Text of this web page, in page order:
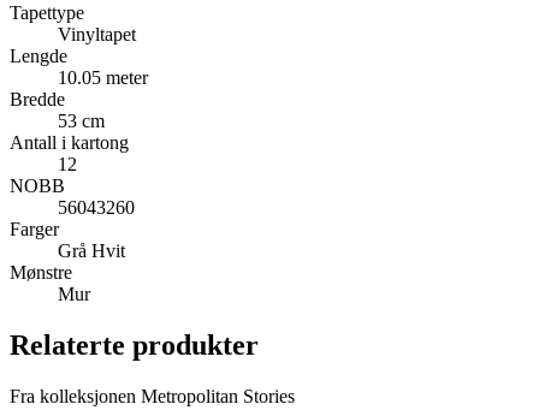
Tapettype
Vinyltapet
Lengde
10.05 meter
Bredde
53 cm
Antall i kartong
12
NOBB
56043260
Farger
Grå Hvit
Mønstre
Mur
Relaterte produkter
Fra kolleksjonen Metropolitan Stories